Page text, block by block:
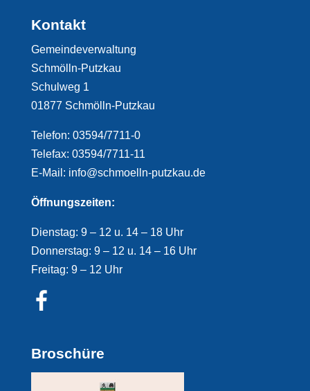
Kontakt
Gemeindeverwaltung
Schmölln-Putzkau
Schulweg 1
01877 Schmölln-Putzkau
Telefon: 03594/7711-0
Telefax: 03594/7711-11
E-Mail: info@schmoelln-putzkau.de
Öffnungszeiten:
Dienstag: 9 – 12 u. 14 – 18 Uhr
Donnerstag: 9 – 12 u. 14 – 16 Uhr
Freitag: 9 – 12 Uhr
Broschüre